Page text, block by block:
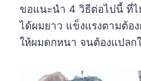
ขอแนะนำ 4 วิธีต่อไปนี้ ที่
ได้ผมยาว แข็งแรงตามต้อ
ให้ผมดกหนา จนต้องแปลก